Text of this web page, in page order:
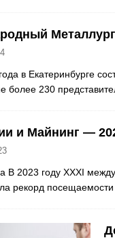
в Екатеринбурге
более 230
и Майнинг —
В 2023 году XXXI
рекорд